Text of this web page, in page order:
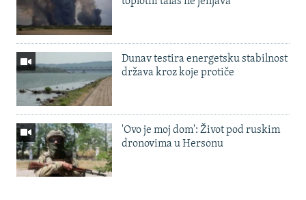
Dunav testira energetsku stabilnost
država kroz koje protiče
'Ovo je moj dom': Život pod ruskim
dronovima u Hersonu